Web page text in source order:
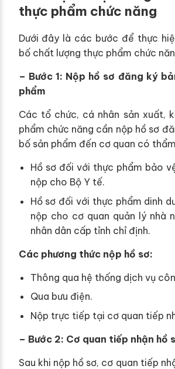
thực phẩm chức năng
Dưới đây là các bước để thực
bố chất lượng thực phẩm chức
– Bước 1: Nộp hồ sơ đăng ký
phẩm
Các tổ chức, cá nhân sản xuất,
phẩm chức năng cần nộp hồ sơ
bố sản phẩm đến cơ quan có
Hồ sơ đối với thực phẩm bảo
nộp cho Bộ Y tế.
Hồ sơ đối với thực phẩm dinh
nộp cho cơ quan quản lý nhà
nhân dân cấp tỉnh chỉ định.
Các phương thức nộp hồ sơ:
Thông qua hệ thống dịch vụ
Qua bưu điện.
Nộp trực tiếp tại cơ quan tiếp
– Bước 2: Cơ quan tiếp nhận hồ
Sau khi nộp hồ sơ, cơ quan tiếp